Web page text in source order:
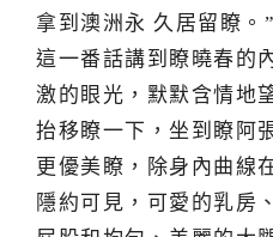
拿到澳洲永 久居留瞭。”
這一番話講到瞭曉春的
激的眼光，默默含情地
抬移瞭一下，坐到瞭阿
更優美瞭，除身內曲線
隱約可見，可愛的乳房